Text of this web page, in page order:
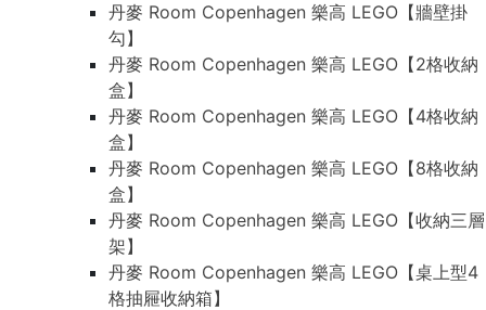
丹麥 Room Copenhagen 樂高 LEGO【牆壁掛
勾】
丹麥 Room Copenhagen 樂高 LEGO【2格收納
盒】
丹麥 Room Copenhagen 樂高 LEGO【4格收納
盒】
丹麥 Room Copenhagen 樂高 LEGO【8格收納
盒】
丹麥 Room Copenhagen 樂高 LEGO【收納三層
架】
丹麥 Room Copenhagen 樂高 LEGO【桌上型4
格抽屜收納箱】